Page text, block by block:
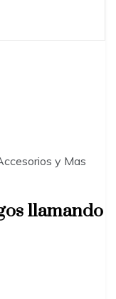
y Mas
llamando